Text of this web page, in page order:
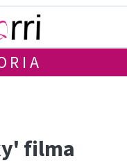
filma